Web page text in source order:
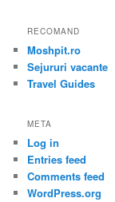
RECOMAND
Moshpit.ro
Sejururi vacante
Travel Guides
META
Log in
Entries feed
Comments feed
WordPress.org